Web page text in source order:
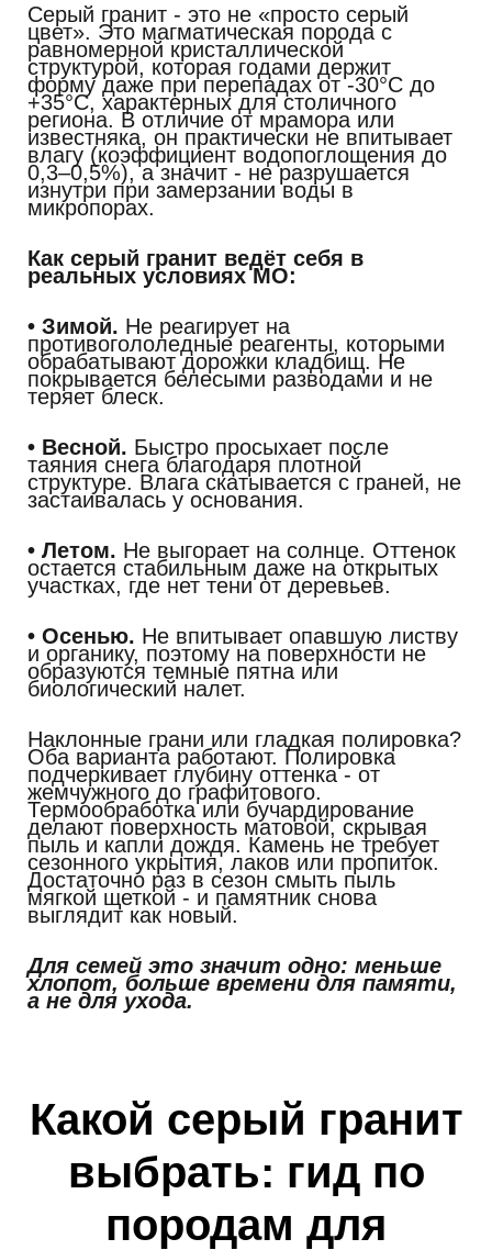
Серый гранит - это не «просто серый
цвет». Это магматическая порода с
равномерной кристаллической
структурой, которая годами держит
форму даже при перепадах от -30°C до
+35°C, характерных для столичного
региона. В отличие от мрамора или
известняка, он практически не впитывает
влагу (коэффициент водопоглощения до
0,3–0,5%), а значит - не разрушается
изнутри при замерзании воды в
микропорах.
Как серый гранит ведёт себя в
реальных условиях МО:
• Зимой. Не реагирует на
противогололедные реагенты, которыми
обрабатывают дорожки кладбищ. Не
покрывается белесыми разводами и не
теряет блеск.
• Весной. Быстро просыхает после
таяния снега благодаря плотной
структуре. Влага скатывается с граней, не
застаивалась у основания.
• Летом. Не выгорает на солнце. Оттенок
остается стабильным даже на открытых
участках, где нет тени от деревьев.
• Осенью. Не впитывает опавшую листву
и органику, поэтому на поверхности не
образуются темные пятна или
биологический налет.
Наклонные грани или гладкая полировка?
Оба варианта работают. Полировка
подчеркивает глубину оттенка - от
жемчужного до графитового.
Термообработка или бучардирование
делают поверхность матовой, скрывая
пыль и капли дождя. Камень не требует
сезонного укрытия, лаков или пропиток.
Достаточно раз в сезон смыть пыль
мягкой щеткой - и памятник снова
выглядит как новый.
Для семей это значит одно: меньше
хлопот, больше времени для памяти,
а не для ухода.
Какой серый гранит
выбрать: гид по
породам для